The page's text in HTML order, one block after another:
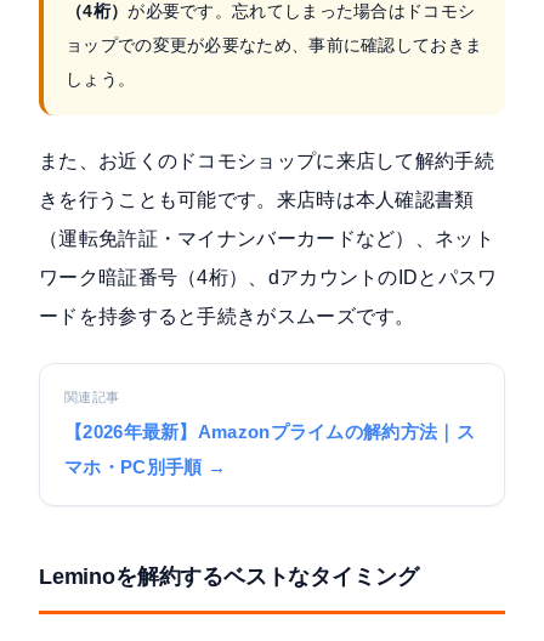
（4桁）が必要です。忘れてしまった場合はドコモシ
ョップでの変更が必要なため、事前に確認しておきま
しょう。
また、お近くのドコモショップに来店して解約手続
きを行うことも可能です。来店時は本人確認書類
（運転免許証・マイナンバーカードなど）、ネット
ワーク暗証番号（4桁）、dアカウントのIDとパスワ
ードを持参すると手続きがスムーズです。
関連記事
【2026年最新】Amazonプライムの解約方法｜ス
マホ・PC別手順 →
Leminoを解約するベストなタイミング